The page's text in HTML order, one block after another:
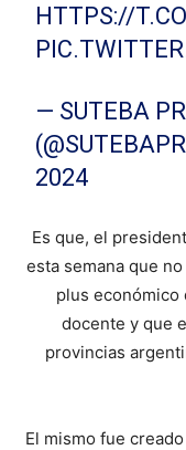
HTTPS://
— SUTEBA
2024
Es que, el
esta semana que
plus económico
docente y que
provincias
El mismo fue